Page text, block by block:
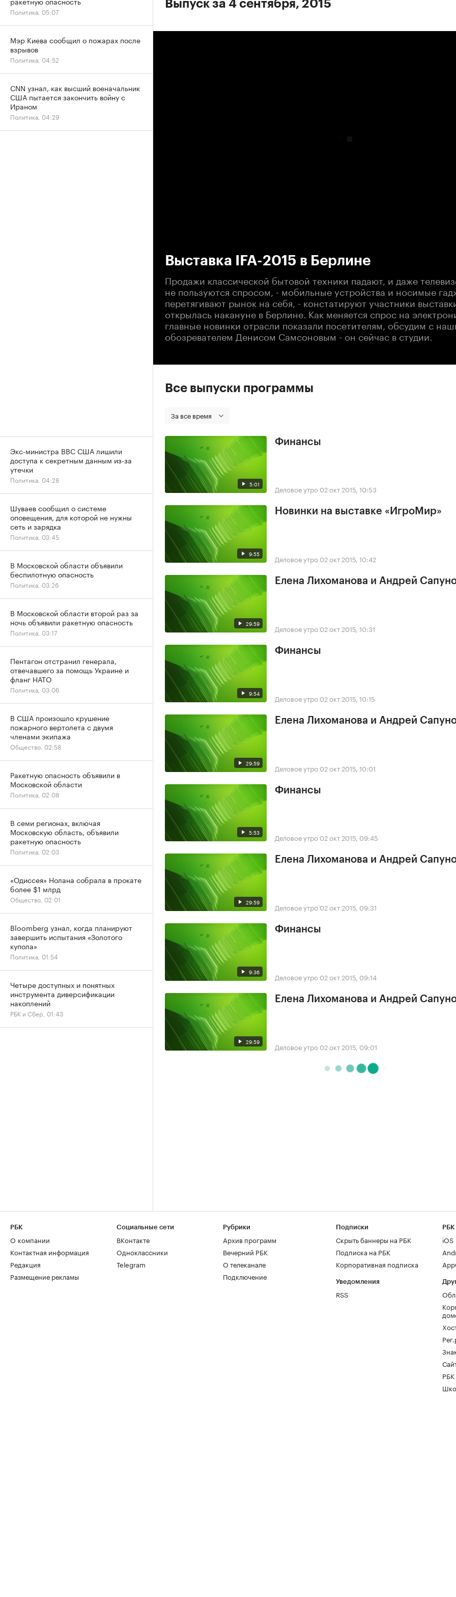
Выпуск за 4 сентября, 2015
Выставка IFA-2015 в Берлине
Продажи классической бытовой техники падают, и даже
не пользуются спросом, - мобильные устройства и носимые
перетягивают рынок на себя, - констатируют участники
открылась накануне в Берлине. Как меняется спрос на
главные новинки отрасли показали посетителям, обсудим с
обозревателем Денисом Самсоновым - он сейчас в студии.
Все выпуски программы
За все время
5:01
Финансы
Деловое утро 02 окт 2015, 10:53
9:55
Новинки на выставке «ИгроМир»
Деловое утро 02 окт 2015, 10:42
29:59
Елена Лихоманова и Андрей
Деловое утро 02 окт 2015, 10:31
9:54
Финансы
Деловое утро 02 окт 2015, 10:15
29:59
Елена Лихоманова и Андрей
Деловое утро 02 окт 2015, 10:01
5:53
Финансы
Деловое утро 02 окт 2015, 09:45
29:59
Елена Лихоманова и Андрей
Деловое утро 02 окт 2015, 09:31
9:36
Финансы
Деловое утро 02 окт 2015, 09:14
29:59
Елена Лихоманова и Андрей
Деловое утро 02 окт 2015, 09:01
Политика, 05:07
Мэр Киева сообщил о пожарах после
взрывов
Политика, 04:52
CNN узнал, как высший военачальник
США пытается закончить войну с
Ираном
Политика, 04:29
Экс-министра ВВС США лишили
доступа к секретным данным из-за
утечки
Политика, 04:28
Шуваев сообщил о системе
оповещения, для которой не нужны
сеть и зарядка
Политика, 03:45
В Московской области объявили
беспилотную опасность
Политика, 03:26
В Московской области второй раз за
ночь объявили ракетную опасность
Политика, 03:17
Пентагон отстранил генерала,
отвечавшего за помощь Украине и
фланг НАТО
Политика, 03:06
В США произошло крушение
пожарного вертолета с двумя
членами экипажа
Общество, 02:58
Ракетную опасность объявили в
Московской области
Политика, 02:08
В семи регионах, включая
Московскую область, объявили
ракетную опасность
Политика, 02:03
«Одиссея» Нолана собрала в прокате
более $1 млрд
Общество, 02:01
Bloomberg узнал, когда планируют
завершить испытания «Золотого
купола»
Политика, 01:54
Четыре доступных и понятных
инструмента диверсификации
накоплений
РБК и Сбер, 01:43
РБК
О компании
Контактная информация
Редакция
Размещение рекламы
Социальные сети
ВКонтакте
Одноклассники
Telegram
Рубрики
Архив программ
Вечерний РБК
О телеканале
Подключение
Подписки
Скрыть баннеры на РБК
Подписка на РБК
Корпоративная подписка
Уведомления
RSS
РБК
iOS